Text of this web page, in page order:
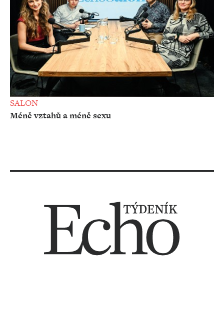
SALON
Méně vztahů a méně sexu